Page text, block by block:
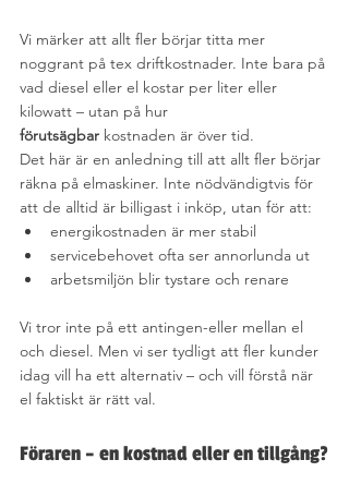
Vi märker att allt fler börjar titta mer
noggrant på tex driftkostnader. Inte bara på
vad diesel eller el kostar per liter eller
kilowatt – utan på hur
förutsägbar kostnaden är över tid.
Det här är en anledning till att allt fler börjar
räkna på elmaskiner. Inte nödvändigtvis för
att de alltid är billigast i inköp, utan för att:
energikostnaden är mer stabil
servicebehovet ofta ser annorlunda ut
arbetsmiljön blir tystare och renare
Vi tror inte på ett antingen-eller mellan el
och diesel. Men vi ser tydligt att fler kunder
idag vill ha ett alternativ – och vill förstå när
el faktiskt är rätt val.
Föraren – en kostnad eller en tillgång?